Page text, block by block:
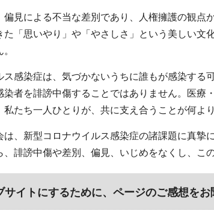
偏見による不当な差別であり、人権擁護の観
た「思いやり」や「やさしさ」という美しい
ス感染症は、気づかないうちに誰もが感染す
染者を誹謗中傷することではありません。医療
私たち一人ひとりが、共に支え合うことが何よ
は、新型コロナウイルス感染症の諸課題に真
、誹謗中傷や差別、偏見、いじめをなくし、こ
サイトにするために、ページのご感想をお